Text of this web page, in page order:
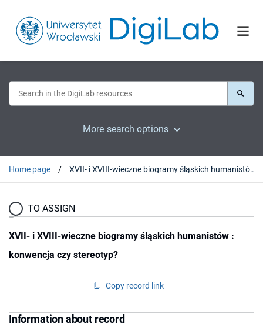
More search options
Home page XVII- i XVIII-wieczne biogramy śląskich humanistów : konwencja czy stereotyp?
TO ASSIGN
XVII- i XVIII-wieczne biogramy śląskich humanistów :
konwencja czy stereotyp?
Copy record link
Information about record